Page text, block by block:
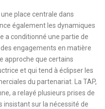
place centrale dans
également les dynamiques
a conditionné une partie de
engagements en matière
approche que certains
et qui tend à éclipser les
du partenariat. La TAP,
a relayé plusieurs prises de
sur la nécessité de